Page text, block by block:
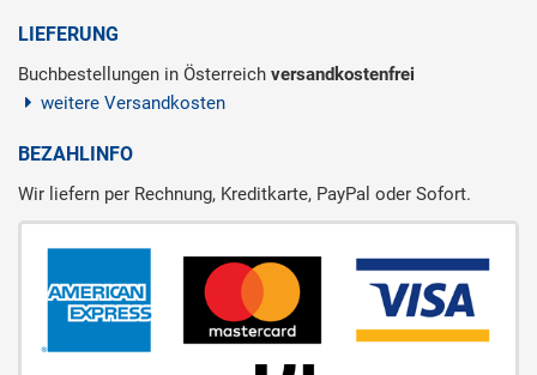
LIEFERUNG
Buchbestellungen in Österreich versandkostenfrei
weitere Versandkosten
BEZAHLINFO
Wir liefern per Rechnung, Kreditkarte, PayPal oder Sofort.